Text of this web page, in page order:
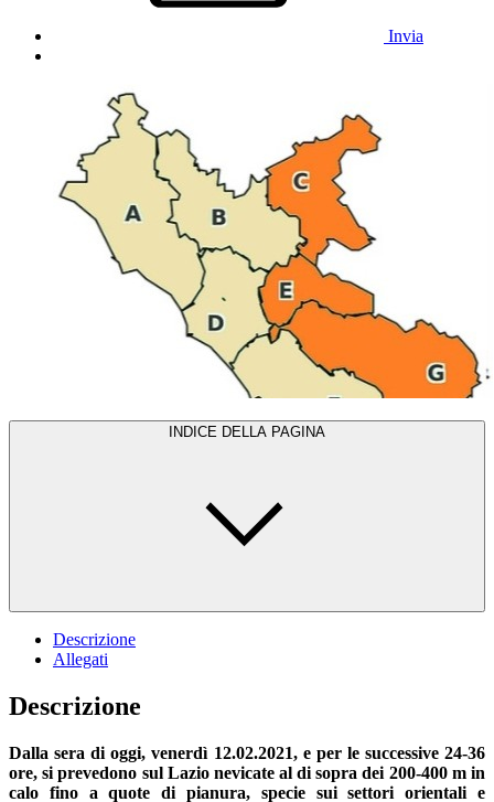
Invia
INDICE DELLA PAGINA
Descrizione
Allegati
Descrizione
Dalla sera di oggi, venerdì 12.02.2021, e per le successive 24-36
ore, si prevedono sul Lazio nevicate al di sopra dei 200-400 m in
calo fino a quote di pianura, specie sui settori orientali e